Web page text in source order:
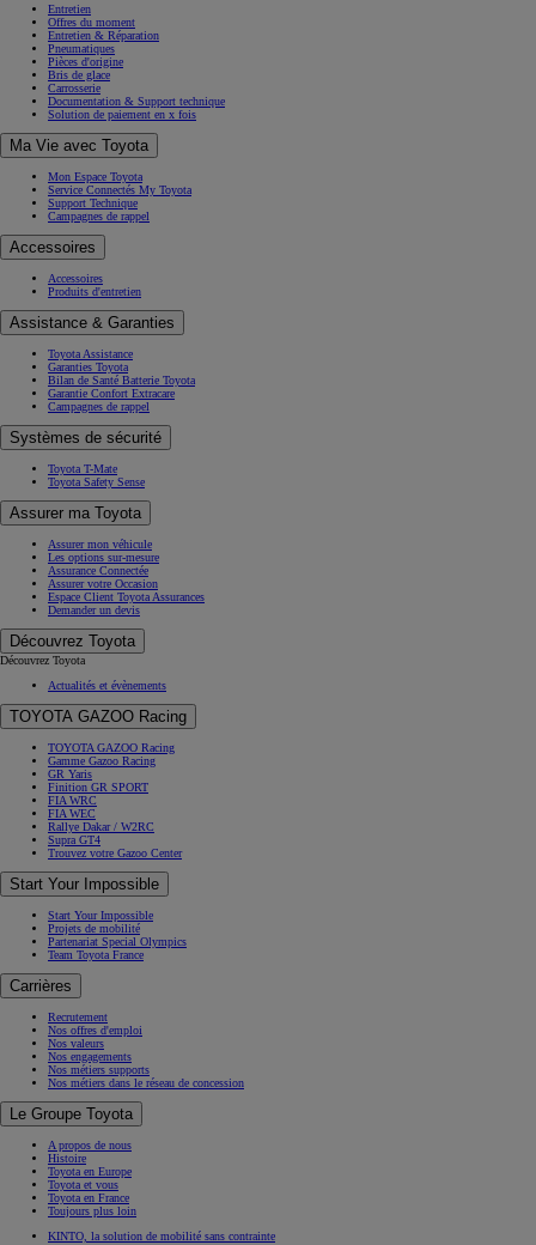
Entretien
Offres du moment
Entretien & Réparation
Pneumatiques
Pièces d'origine
Bris de glace
Carrosserie
Documentation & Support technique
Solution de paiement en x fois
Ma Vie avec Toyota
Mon Espace Toyota
Service Connectés My Toyota
Support Technique
Campagnes de rappel
Accessoires
Accessoires
Produits d'entretien
Assistance & Garanties
Toyota Assistance
Garanties Toyota
Bilan de Santé Batterie Toyota
Garantie Confort Extracare
Campagnes de rappel
Systèmes de sécurité
Toyota T-Mate
Toyota Safety Sense
Assurer ma Toyota
Assurer mon véhicule
Les options sur-mesure
Assurance Connectée
Assurer votre Occasion
Espace Client Toyota Assurances
Demander un devis
Découvrez Toyota
Découvrez Toyota
Actualités et évènements
TOYOTA GAZOO Racing
TOYOTA GAZOO Racing
Gamme Gazoo Racing
GR Yaris
Finition GR SPORT
FIA WRC
FIA WEC
Rallye Dakar / W2RC
Supra GT4
Trouvez votre Gazoo Center
Start Your Impossible
Start Your Impossible
Projets de mobilité
Partenariat Special Olympics
Team Toyota France
Carrières
Recrutement
Nos offres d'emploi
Nos valeurs
Nos engagements
Nos métiers supports
Nos métiers dans le réseau de concession
Le Groupe Toyota
A propos de nous
Histoire
Toyota en Europe
Toyota et vous
Toyota en France
Toujours plus loin
KINTO, la solution de mobilité sans contrainte